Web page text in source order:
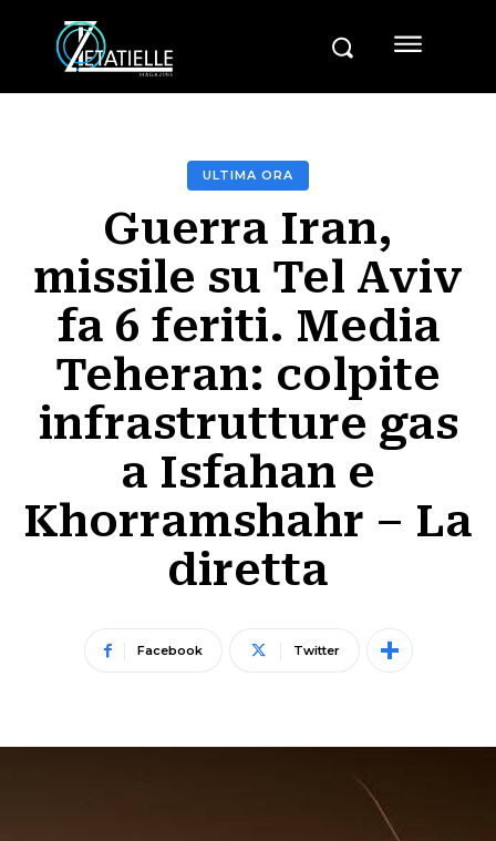
ULTIMA ORA
Guerra Iran,
missile su Tel Aviv
fa 6 feriti. Media
Teheran: colpite
infrastrutture gas
a Isfahan e
Khorramshahr – La
diretta
Facebook Twitter